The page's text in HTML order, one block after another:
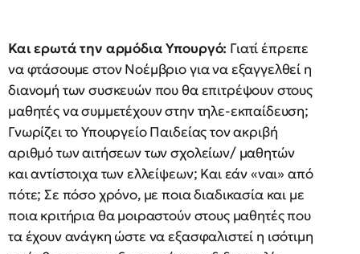
Και ερωτά την αρμόδια Υπουργό: Γιατί έπρεπε
να φτάσουμε στον Νοέμβριο για να εξαγγελθεί η
διανομή των συσκευών που θα επιτρέψουν στους
μαθητές να συμμετέχουν στην τηλε-εκπαίδευση;
Γνωρίζει το Υπουργείο Παιδείας τον ακριβή
αριθμό των αιτήσεων των σχολείων/ μαθητών
και αντίστοιχα των ελλείψεων; Και εάν «ναι» από
πότε; Σε πόσο χρόνο, με ποια διαδικασία και με
ποια κριτήρια θα μοιραστούν στους μαθητές που
τα έχουν ανάγκη ώστε να εξασφαλιστεί η ισότιμη